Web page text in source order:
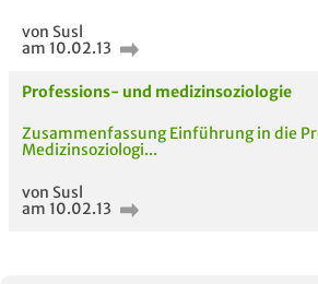
AUCH IM MODUL
TITEL DER
von Susl
am 10.02.13
Professions- und medizinsoziologie
Zusammenfassung Einführung in die
Medizinsoziologi...
von Susl
am 10.02.13